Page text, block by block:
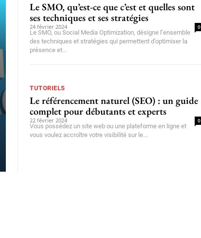
Le SMO, qu’est-ce que c’est et quelles sont
ses techniques et ses stratégies
24 février 2024 0
Le SMO, ou Social Media Optimization, désigne l’ensemble
des techniques et stratégies qui permettent d’optimiser la
présence et...
TUTORIELS
Le référencement naturel (SEO) : un guide
complet pour débutants et experts
22 février 2024 0
Vous possédez un site web ou une plateforme en ligne et
vous voulez accroître votre visibilité sur le...